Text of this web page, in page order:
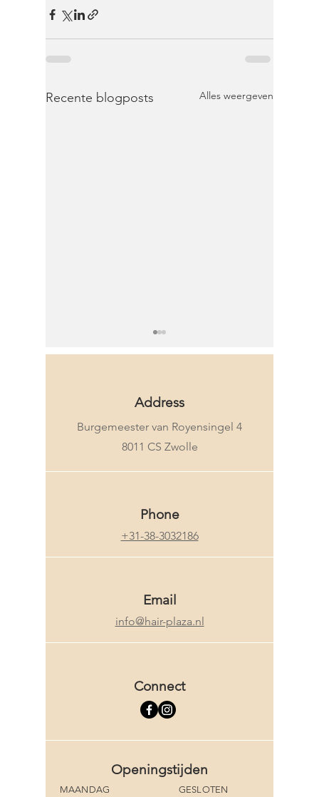
Recente blogposts Alles weergeven
Winterhaar: waarom je
Address
Burgemeester van Royensingel 4
8011 CS Zwolle
Phone
+31-38-3032186
Email
info@hair-plaza.nl
Connect
Openingstijden
MAANDAG
GESLOTEN